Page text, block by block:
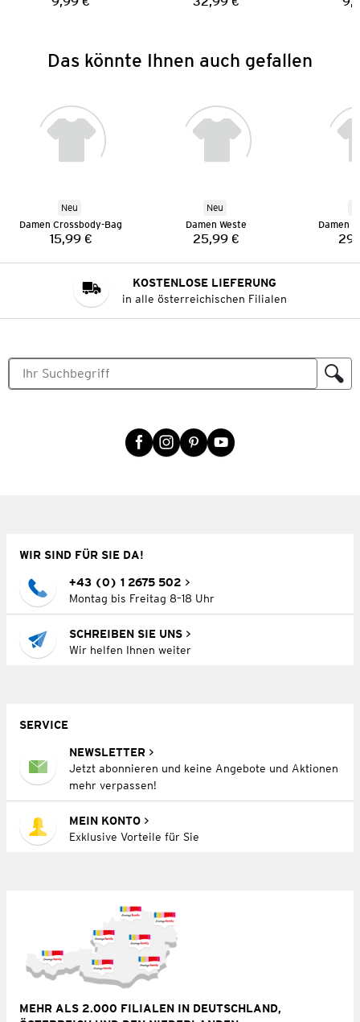
Preis: Preis:
Das könnte Ihnen auch gefallen
Neu
Damen Crossbody-Bag
Preis:
15,99 €
Neu
Damen Weste
Preis:
25,99 €
Damen
KOSTENLOSE LIEFERUNG
in alle österreichischen Filialen
WIR SIND FÜR SIE DA!
+43 (0) 1 2675 502
Montag bis Freitag 8–18 Uhr
SCHREIBEN SIE UNS
Wir helfen Ihnen weiter
SERVICE
NEWSLETTER
Jetzt abonnieren und keine Angebote und Aktionen
mehr verpassen!
MEIN KONTO
Exklusive Vorteile für Sie
MEHR ALS 2.000 FILIALEN IN DEUTSCHLAND,